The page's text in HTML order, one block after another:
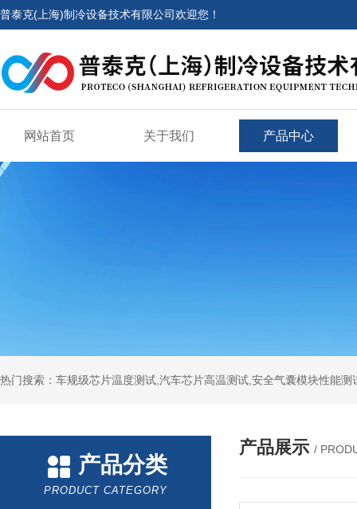
普泰克(上海)制冷设备技术有限公司欢迎您！
网站首页 关于我们 产品中心
热门搜索：车规级芯片温度测试,汽车芯片高温测试,安全气囊模块性能测
产品分类
PRODUCT CATEGORY
产品展示 /